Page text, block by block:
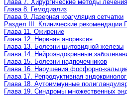
Глава 7. Хирургические методы лечения
Глава 8. Гемодиализ
Глава 9. Лазерная коагуляция сетчатки
Раздел III. Клинические рекомендации
Глава 11. Ожирение
Глава 12. Нервная анорексия
Глава 13. Болезни щитовидной железы
Глава 14. Нейроэндокринные
Глава 15. Болезни надпочечников
Глава 16. Нарушения фосфорно-
Глава 17. Репродуктивная
Глава 18. Аутоиммунные
Глава 19. Синдромы множественных